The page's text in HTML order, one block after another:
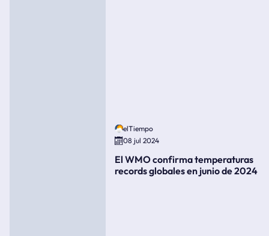
elTiempo
08 jul 2024
El WMO confirma temperaturas
records globales en junio de 2024